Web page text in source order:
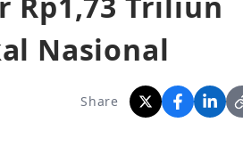
Nasional
Share